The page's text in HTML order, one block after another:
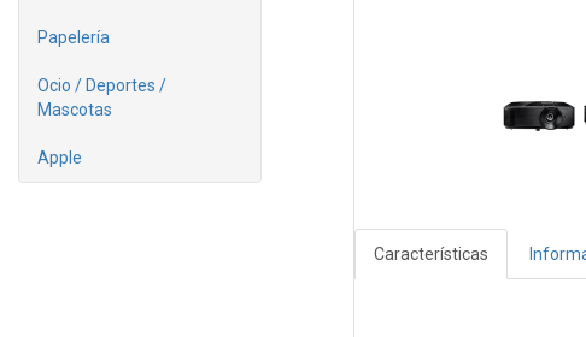
Papelería
Ocio / Deportes /
Mascotas
Apple
Características